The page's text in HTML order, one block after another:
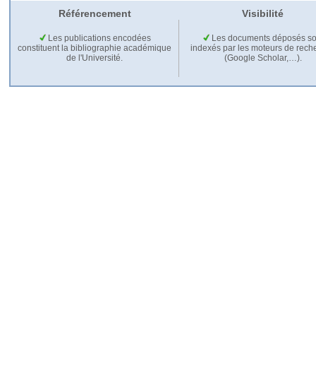
Référencement Visibilité
Les publications encodées
constituent la bibliographie académique
de l'Université.
Les documents déposés
indexés par les moteurs de
(Google Scholar,…).